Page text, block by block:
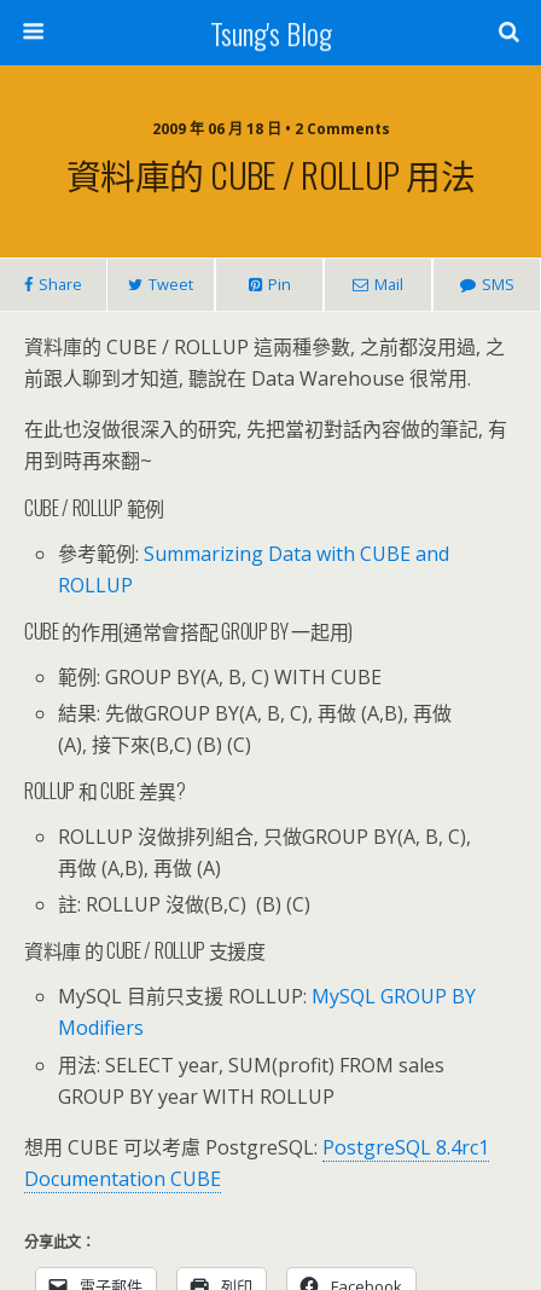
Tsung's Blog
2009 年 06 月 18 日 • 2 Comments
資料庫的 CUBE / ROLLUP 用法
Share Tweet Pin Mail SMS
資料庫的 CUBE / ROLLUP 這兩種參數, 之前都沒用過, 之
前跟人聊到才知道, 聽說在 Data Warehouse 很常用.
在此也沒做很深入的研究, 先把當初對話內容做的筆記, 有
用到時再來翻~
CUBE / ROLLUP 範例
參考範例:Summarizing Data with CUBE and
ROLLUP
CUBE 的作用(通常會搭配 GROUP BY 一起用)
範例: GROUP BY(A, B, C) WITH CUBE
結果: 先做GROUP BY(A, B, C), 再做 (A,B), 再做
(A), 接下來(B,C) (B) (C)
ROLLUP 和 CUBE 差異?
ROLLUP 沒做排列組合, 只做GROUP BY(A, B, C),
再做 (A,B), 再做 (A)
註: ROLLUP 沒做(B,C) (B) (C)
資料庫 的 CUBE / ROLLUP 支援度
MySQL 目前只支援 ROLLUP: MySQL GROUP BY
Modifiers
用法: SELECT year, SUM(profit) FROM sales
GROUP BY year WITH ROLLUP
想用 CUBE 可以考慮 PostgreSQL: PostgreSQL 8.4rc1
Documentation CUBE
分享此文：